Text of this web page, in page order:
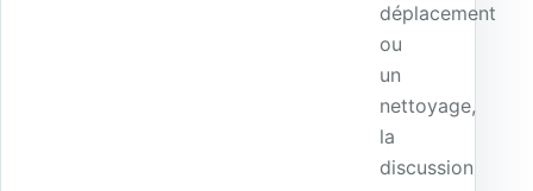
déplacement
ou
un
nettoyage,
la
discussion